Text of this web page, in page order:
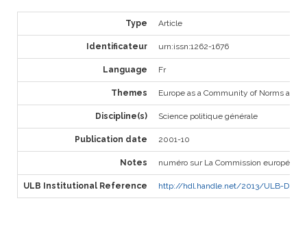
Type Article
Identificateur urn:issn:1262-1676
Language Fr
Themes Europe as a Community of Norms and
Discipline(s) Science politique générale
Publication date 2001-10
Notes numéro sur La Commission
ULB Institutional Reference http://hdl.handle.net/2013/ULB-